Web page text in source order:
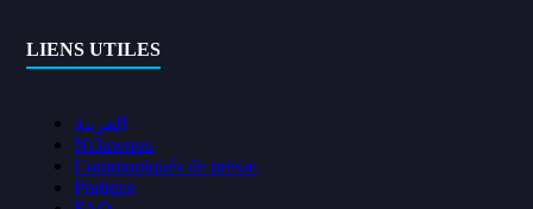
LIENS UTILES
العربية
Nt3awnou
Communiqués de presse
Pratique